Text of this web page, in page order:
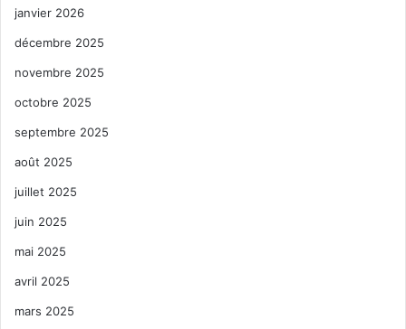
janvier 2026
décembre 2025
novembre 2025
octobre 2025
septembre 2025
août 2025
juillet 2025
juin 2025
mai 2025
avril 2025
mars 2025